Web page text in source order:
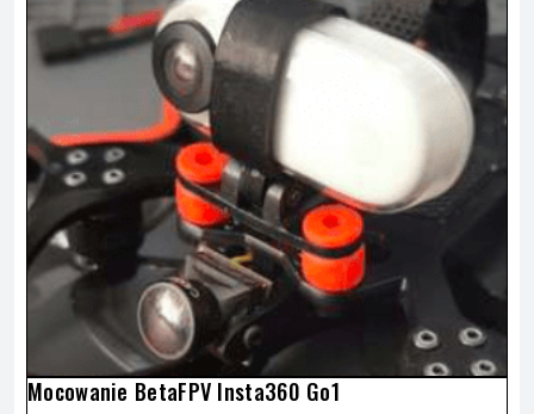
Mocowanie BetaFPV Insta360 Go1